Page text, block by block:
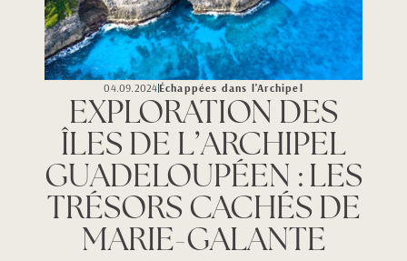
04.09.2024Échappées dans l'Archipel
EXPLORATION DES
ÎLES DE L’ARCHIPEL
GUADELOUPÉEN : LES
TRÉSORS CACHÉS DE
MARIE-GALANTE